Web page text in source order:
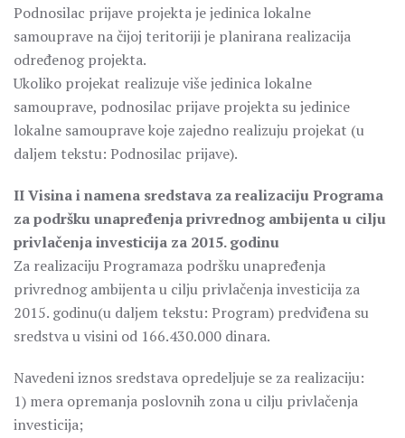
Podnosilac prijave projekta je jedinica lokalne
samouprave na čijoj teritoriji je planirana realizacija
određenog projekta.
Ukoliko projekat realizuje više jedinica lokalne
samouprave, podnosilac prijave projekta su jedinice
lokalne samouprave koje zajedno realizuju projekat (u
daljem tekstu: Podnosilac prijave).
II Visina i namena sredstava za realizaciju Programa
za podršku unapređenja privrednog ambijenta u cilju
privlačenja investicija za 2015. godinu
Za realizaciju Programaza podršku unapređenja
privrednog ambijenta u cilju privlačenja investicija za
2015. godinu(u daljem tekstu: Program) predviđena su
sredstva u visini od 166.430.000 dinara.
Navedeni iznos sredstava opredeljuje se za realizaciju:
1) mera opremanja poslovnih zona u cilju privlačenja
investicija;